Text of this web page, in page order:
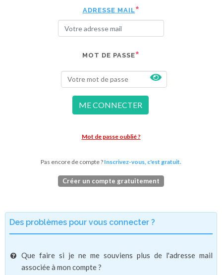
ADRESSE MAIL
MOT DE PASSE
ME CONNECTER
Mot de passe oublié ?
Pas encore de compte ? Inscrivez-vous, c'est gratuit.
Créer un compte gratuitement
Des problèmes pour vous connecter ?
Que faire si je ne me souviens plus de l'adresse mail
associée à mon compte ?